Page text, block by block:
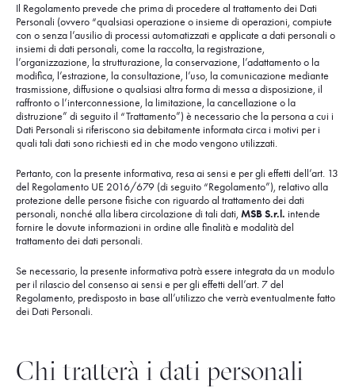
Il Regolamento prevede che prima di procedere al trattamento dei Dati
Personali (ovvero “qualsiasi operazione o insieme di operazioni, compiute
con o senza l’ausilio di processi automatizzati e applicate a dati personali o
insiemi di dati personali, come la raccolta, la registrazione,
l’organizzazione, la strutturazione, la conservazione, l’adattamento o la
modifica, l’estrazione, la consultazione, l’uso, la comunicazione mediante
trasmissione, diffusione o qualsiasi altra forma di messa a disposizione, il
raffronto o l’interconnessione, la limitazione, la cancellazione o la
distruzione” di seguito il “Trattamento”) è necessario che la persona a cui i
Dati Personali si riferiscono sia debitamente informata circa i motivi per i
quali tali dati sono richiesti ed in che modo vengono utilizzati.
Pertanto, con la presente informativa, resa ai sensi e per gli effetti dell’art. 13
del Regolamento UE 2016/679 (di seguito “Regolamento”), relativo alla
protezione delle persone fisiche con riguardo al trattamento dei dati
personali, nonché alla libera circolazione di tali dati, MSB S.r.l. intende
fornire le dovute informazioni in ordine alle finalità e modalità del
trattamento dei dati personali.
Se necessario, la presente informativa potrà essere integrata da un modulo
per il rilascio del consenso ai sensi e per gli effetti dell’art. 7 del
Regolamento, predisposto in base all’utilizzo che verrà eventualmente fatto
dei Dati Personali.
Chi tratterà i dati personali